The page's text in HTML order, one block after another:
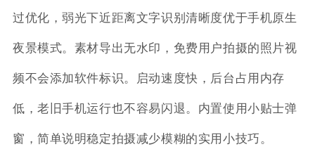
过优化，弱光下近距离文字识别清晰度优于手机原生
夜景模式。素材导出无水印，免费用户拍摄的照片视
频不会添加软件标识。启动速度快，后台占用内存
低，老旧手机运行也不容易闪退。内置使用小贴士弹
窗，简单说明稳定拍摄减少模糊的实用小技巧。